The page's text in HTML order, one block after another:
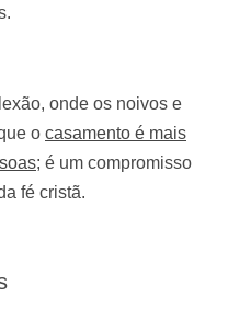
onde os noivos e
o casamento é mais
; é um compromisso
fé cristã.